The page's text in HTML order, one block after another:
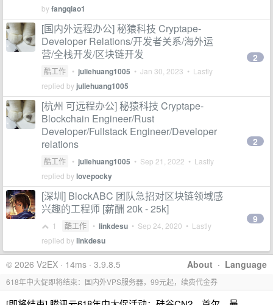
byfangqiao1
[国内外远程办公] 秘猿科技 Cryptape-
Developer Relations/开发者关系/海外运
营/全栈开发/区块链开发
酷工作 • juliehuang1005 • Jan 30, 2023 • Lastly
replied by juliehuang1005
2
[杭州 可远程办公] 秘猿科技 Cryptape-
Blockchain Engineer/Rust
Developer/Fullstack Engineer/Developer
relations
酷工作 • juliehuang1005 • Sep 21, 2022 • Lastly
replied bylovepocky
2
[深圳] BlockABC 团队急招对区块链领域感
兴趣的工程师 [薪酬 20k - 25k]
1 酷工作 • linkdesu • Sep 24, 2020 • Lastly
replied bylinkdesu
9
About · Language
© 2026 V2EX · 14ms · 3.9.8.5
618年中大促即将结束：国内外VPS服务器，99元起，续费代金券